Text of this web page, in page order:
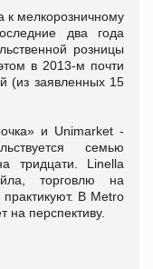
к мелкорозничному
два года
розницы
в 2013-м почти
(из заявленных 15
и Unimarket -
семью
тридцати. Linella
торговлю на
В Metro
на перспективу.